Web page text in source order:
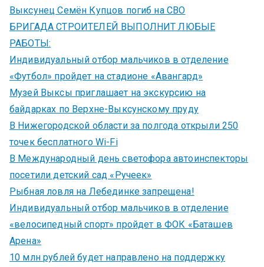
Выксунец Семён Купцов погиб на СВО
БРИГАДА СТРОИТЕЛЕЙ ВЫПОЛНИТ ЛЮБЫЕ
РАБОТЫ:
Индивидуальный отбор мальчиков в отделение
«Футбол» пройдет на стадионе «Авангард»
Музей Выксы приглашает на экскурсию на
байдарках по Верхне-Выксунскому пруду
В Нижегородской области за полгода открыли 250
точек бесплатного Wi-Fi
В Международный день светофора автоинспекторы
посетили детский сад «Ручеек»
Рыбная ловля на Лебединке запрещена!
Индивидуальный отбор мальчиков в отделение
«велосипедный спорт» пройдет в ФОК «Баташев
Арена»
10 млн рублей будет направлено на поддержку